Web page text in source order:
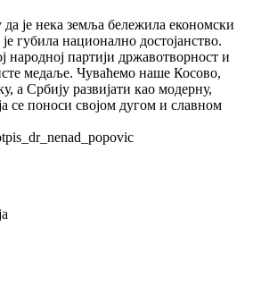
је нека земља бележила економски
губила национално достојанство.
народној партији државотворност и
медаље. Чуваћемо наше Косово,
а Србију развијати као модерну,
се поноси својом дугом и славном